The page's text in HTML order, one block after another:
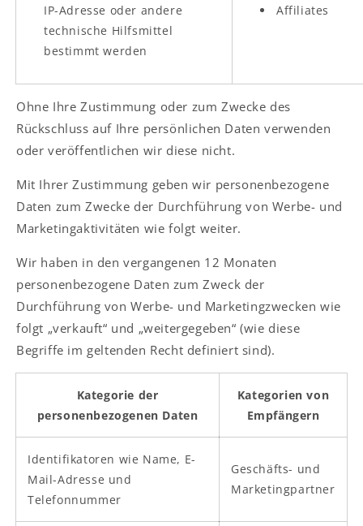
IP-Adresse oder andere
technische Hilfsmittel
bestimmt werden
Affiliates
Ohne Ihre Zustimmung oder zum Zwecke des
Rückschluss auf Ihre persönlichen Daten verwenden
oder veröffentlichen wir diese nicht.
Mit Ihrer Zustimmung geben wir personenbezogene
Daten zum Zwecke der Durchführung von Werbe- und
Marketingaktivitäten wie folgt weiter.
Wir haben in den vergangenen 12 Monaten
personenbezogene Daten zum Zweck der
Durchführung von Werbe- und Marketingzwecken wie
folgt „verkauft“ und „weitergegeben“ (wie diese
Begriffe im geltenden Recht definiert sind).
Kategorie der
personenbezogenen Daten
Kategorien von
Empfängern
Identifikatoren wie Name, E-
Mail-Adresse und
Telefonnummer
Geschäfts- und
Marketingpartner